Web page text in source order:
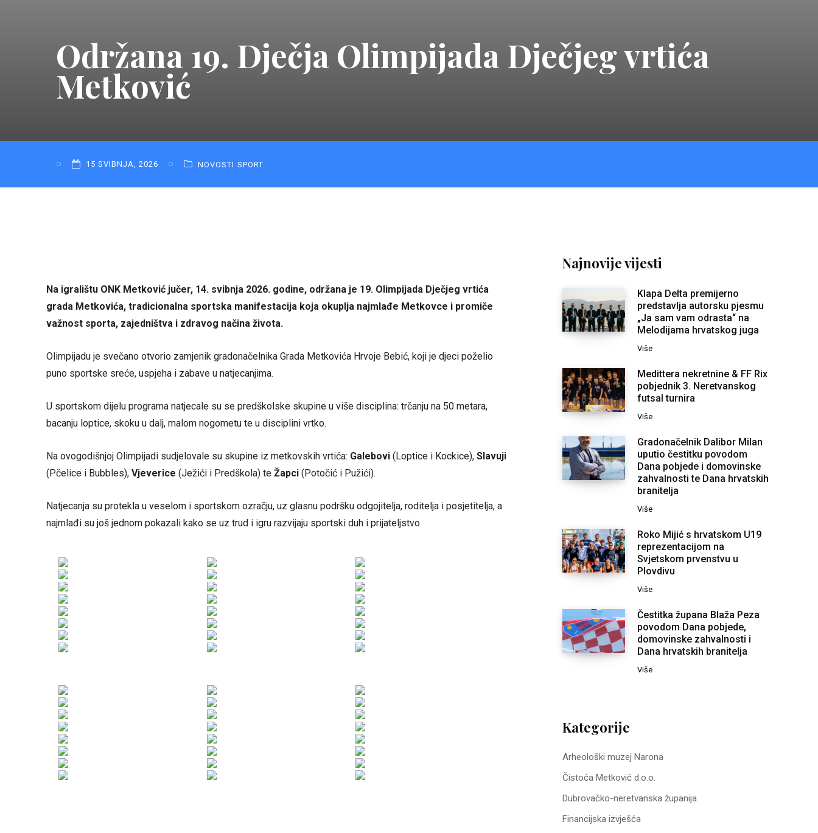
Održana 19. Dječja Olimpijada Dječjeg vrtića
Metković
15 SVIBNJA, 2026 NOVOSTI SPORT
Na igralištu ONK Metković jučer, 14. svibnja 2026. godine, održana je 19. Olimpijada Dječjeg vrtića
grada Metkovića, tradicionalna sportska manifestacija koja okuplja najmlađe Metkovce i promiče
važnost sporta, zajedništva i zdravog načina života.
Olimpijadu je svečano otvorio zamjenik gradonačelnika Grada Metkovića Hrvoje Bebić, koji je djeci poželio
puno sportske sreće, uspjeha i zabave u natjecanjima.
U sportskom dijelu programa natjecale su se predškolske skupine u više disciplina: trčanju na 50 metara,
bacanju loptice, skoku u dalj, malom nogometu te u disciplini vrtko.
Na ovogodišnjoj Olimpijadi sudjelovale su skupine iz metkovskih vrtića: Galebovi (Loptice i Kockice), Slavuji
(Pčelice i Bubbles), Vjeverice (Ježići i Predškola) te Žapci (Potočić i Pužići).
Natjecanja su protekla u veselom i sportskom ozračju, uz glasnu podršku odgojitelja, roditelja i posjetitelja, a
najmlađi su još jednom pokazali kako se uz trud i igru razvijaju sportski duh i prijateljstvo.
Najnovije vijesti
Klapa Delta premijerno
predstavlja autorsku pjesmu
„Ja sam vam odrasta“ na
Melodijama hrvatskog juga
Više
Medittera nekretnine & FF Rix
pobjednik 3. Neretvanskog
futsal turnira
Više
Gradonačelnik Dalibor Milan
uputio čestitku povodom
Dana pobjede i domovinske
zahvalnosti te Dana hrvatskih
branitelja
Više
Roko Mijić s hrvatskom U19
reprezentacijom na
Svjetskom prvenstvu u
Plovdivu
Više
Čestitka župana Blaža Peza
povodom Dana pobjede,
domovinske zahvalnosti i
Dana hrvatskih branitelja
Više
Kategorije
Arheološki muzej Narona
Čistoća Metković d.o.o.
Dubrovačko-neretvanska županija
Financijska izvješća